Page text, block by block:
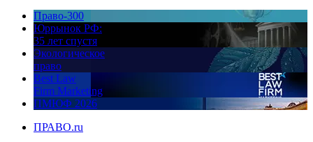
Право-300
Юррынок РФ:
35 лет спустя
Экологическое
право
Best Law
Firm Marketing
ПМЮФ 2026
ПРАВО.ru